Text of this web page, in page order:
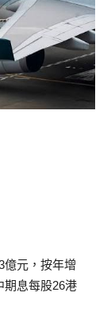
億元，按年增
期息每股26港